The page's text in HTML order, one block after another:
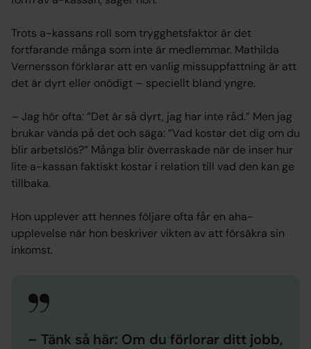
Trots a-kassans roll som trygghetsfaktor är det
fortfarande många som inte är medlemmar. Mathilda
Vernersson förklarar att en vanlig missuppfattning är att
det är dyrt eller onödigt – speciellt bland yngre.
– Jag hör ofta: ”Det är så dyrt, jag har inte råd.” Men jag
brukar vända på det och säga: ”Vad kostar det dig om du
blir arbetslös?” Många blir överraskade när de inser hur
lite a-kassan faktiskt kostar i relation till vad den kan ge
tillbaka.
Hon upplever att hennes följare ofta får en aha-
upplevelse när hon beskriver vikten av att försäkra sin
inkomst.
– Tänk så här: Om du förlorar ditt jobb,